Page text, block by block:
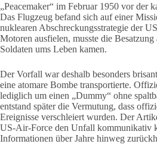
„Peacemaker“ im Februar 1950 vor der
Das Flugzeug befand sich auf einer
nuklearen Abschreckungsstrategie der
Motoren ausfielen, musste die
Soldaten ums Leben kamen.
Der Vorfall war deshalb besonders
eine atomare Bombe transportierte.
lediglich um einen „Dummy“ ohne
entstand später die Vermutung, dass
Ereignisse verschleiert wurden. Der
US-Air-Force den Unfall kommunikativ
Informationen über Jahre hinweg